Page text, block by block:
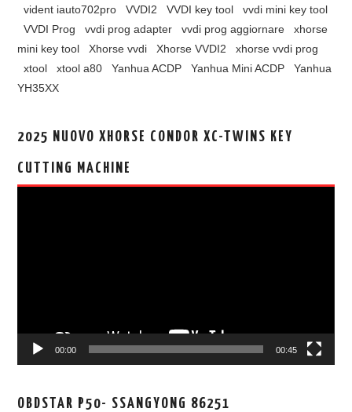
vident iauto702pro
VVDI2 VVDI key tool
vvdi mini key tool
VVDI Prog
vvdi prog adapter vvdi prog aggiornare
xhorse
mini key tool
Xhorse vvdi Xhorse VVDI2
xhorse vvdi prog
xtool
xtool a80 Yanhua ACDP Yanhua Mini ACDP
Yanhua
YH35XX
2025 NUOVO XHORSE CONDOR XC-TWINS KEY
CUTTING MACHINE
00:00 00:45
OBDSTAR P50- SSANGYONG 86251